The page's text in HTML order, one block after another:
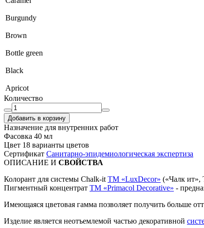
Burgundy
Brown
Bottle green
Black
Apricot
Количество
Добавить в корзину
Назначение для внутренних работ
Фасовка 40 мл
Цвет 18 варианты цветов
Сертификат Санитарно-эпидемиологическая экспертиза
ОПИСАНИЕ И СВОЙСТВА
Колорант для системы Chalk-it TM «LuxDecor» («Чалк ит»,
Пигментный концентрат ТМ «Primacol Decorative» -
Имеющаяся цветовая гамма позволяет получить больше
Изделие является неотъемлемой частью декоративной